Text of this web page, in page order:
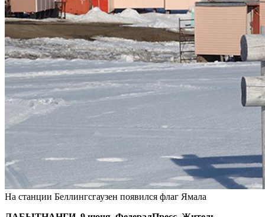
На станции Беллингсгаузен появился флаг Ямала